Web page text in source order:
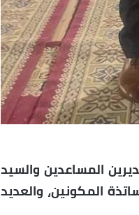
المساعدين والسيد
المكونين، والعديد